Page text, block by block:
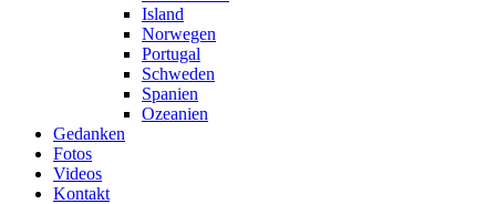
Island
Norwegen
Portugal
Schweden
Spanien
Ozeanien
Gedanken
Fotos
Videos
Kontakt